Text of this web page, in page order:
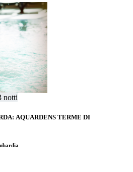
notti
AQUARDENS TERME DI